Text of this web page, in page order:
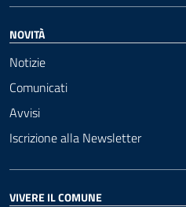
NOVITÀ
Notizie
Comunicati
Avvisi
Iscrizione alla Newsletter
VIVERE IL COMUNE